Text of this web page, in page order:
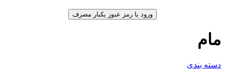
ورود با رمز عبور یکبار مصرف
مام
دسته بندی